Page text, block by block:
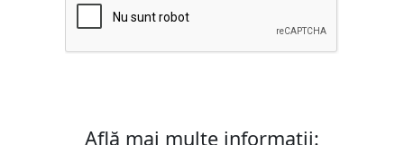
Află mai multe informații: